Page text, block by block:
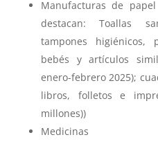
Manufacturas de
destacan: Toallas
tampones higiénicos,
bebés y artículos
enero-febrero 2025);
libros, folletos e
millones))
Medicinas